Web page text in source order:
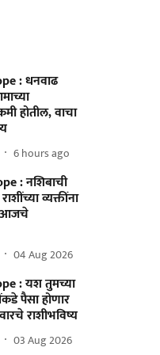
: धनवाढ
होतील, वाचा
6 hours ago
: नशिबाची
व्यक्तींना
आजचे
04 Aug 2026
: यश तुमच्या
पैसा होणार
राशीभविष्य
03 Aug 2026